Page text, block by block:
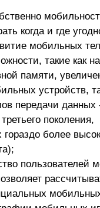
когда и где
мобильных
такие как
памяти,
устройств,
передачи данных
поколения,
более
пользователей